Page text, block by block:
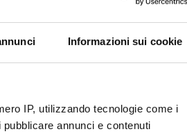
Informazioni sui cookie
IP, utilizzando tecnologie come i
annunci e contenuti